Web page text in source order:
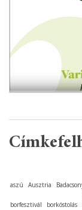
aszú Ausztria
borfesztivál borkóstolás